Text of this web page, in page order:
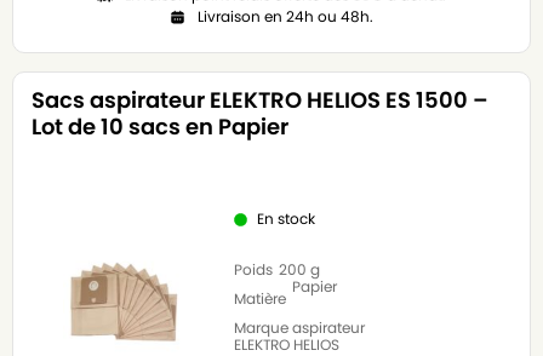
Livraison en 24h ou 48h.
Sacs aspirateur ELEKTRO HELIOS ES 1500 –
Lot de 10 sacs en Papier
En stock
Poids 200 g
Matière
Papier
Marque aspirateur
ELEKTRO HELIOS